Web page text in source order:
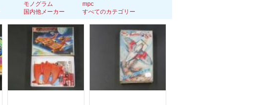
モノグラム
mpc
国内他メーカー すべてのカテゴリー